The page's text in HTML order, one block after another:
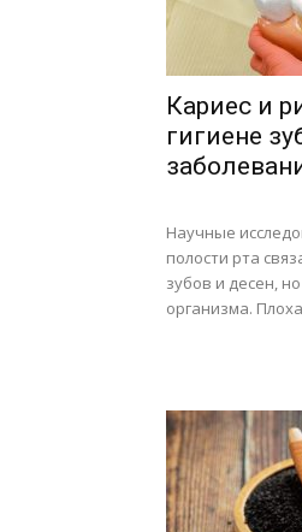
Кариес и
гигиене
Научные
полости рта
зубов и десен,
организма.